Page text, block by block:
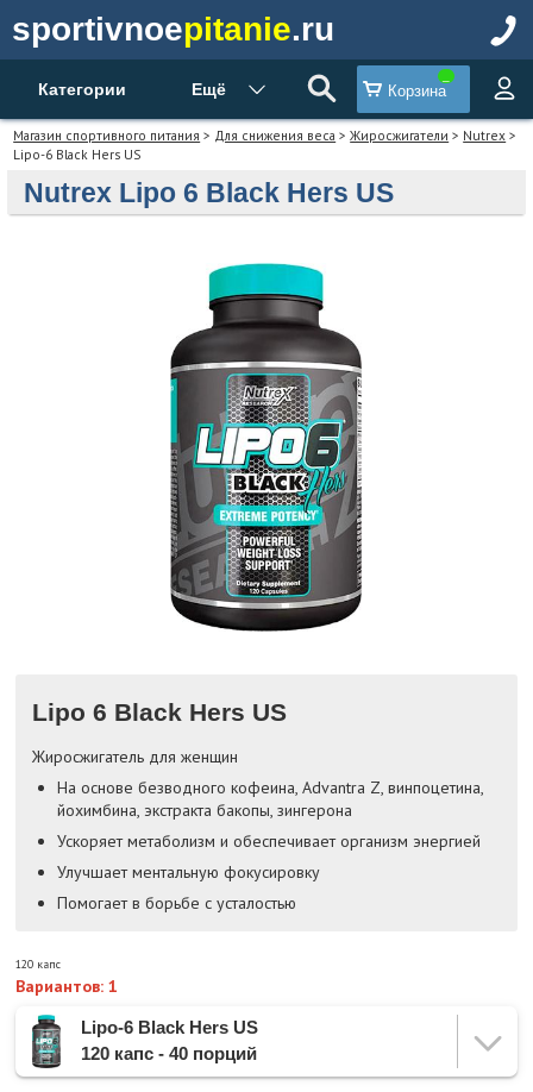
sportivnoepitanie.ru
Категории Ещё Корзина
Магазин спортивного питания > Для снижения веса >Жиросжигатели > Nutrex >
Lipo-6 Black Hers US
Nutrex Lipo 6 Black Hers US
Lipo 6 Black Hers US
Жиросжигатель для женщин
На основе безводного кофеина, Advantra Z, винпоцетина,
йохимбина, экстракта бакопы, зингерона
Ускоряет метаболизм и обеспечивает организм энергией
Улучшает ментальную фокусировку
Помогает в борьбе с усталостью
120 капс
Вариантов: 1
Lipo-6 Black Hers US
120 капс - 40 порций